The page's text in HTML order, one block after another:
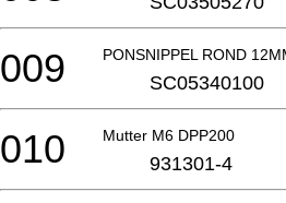
PONSNIPPEL ROND
009 SC05340100
Mutter M6 DPP200
010 931301-4